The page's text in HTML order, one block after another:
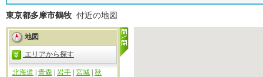
東京都多摩市鶴牧 付近の地図
地図
エリアから探す
北海道 青森 岩手 宮城 秋